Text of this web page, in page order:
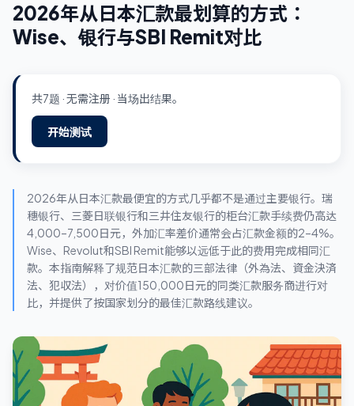
2026年从日本汇款最划算的方式：
Wise、银行与SBI Remit对比
共7题 · 无需注册 · 当场出结果。
开始测试
2026年从日本汇款最便宜的方式几乎都不是通过主要银行。瑞
穗银行、三菱日联银行和三井住友银行的柜台汇款手续费仍高达
4,000–7,500日元，外加汇率差价通常会占汇款金额的2–4%。
Wise、Revolut和SBI Remit能够以远低于此的费用完成相同汇
款。本指南解释了规范日本汇款的三部法律（外為法、資金決済
法、犯収法），对价值150,000日元的同类汇款服务商进行对
比，并提供了按国家划分的最佳汇款路线建议。